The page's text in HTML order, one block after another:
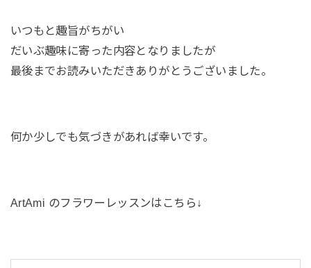
いつもと趣旨がちがい
だいぶ趣味に寄った内容となりましたが
最後までお読みいただきありがとうございました。
何か少しでも気づきがあれば幸いです。
ArtAmi のフラワーレッスンはこちら↓